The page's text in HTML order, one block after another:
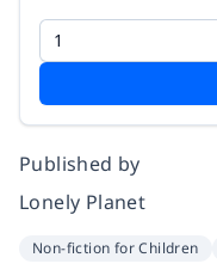
Published by
Lonely Planet
Non-fiction for Children